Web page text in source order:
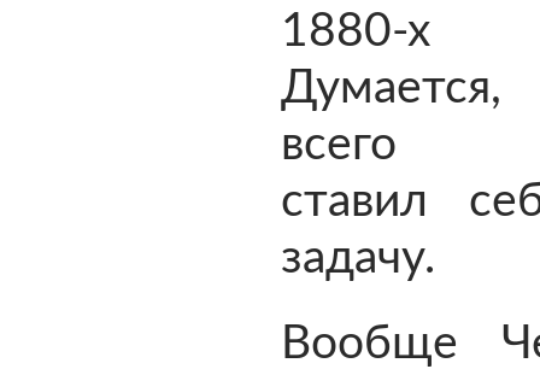
1880-х
всего
ставил
задачу.
Вообще